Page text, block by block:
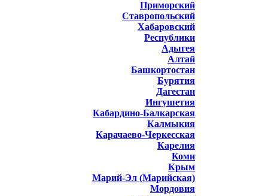
Приморский
Ставропольский
Хабаровский
Республики
Адыгея
Алтай
Башкортостан
Бурятия
Дагестан
Ингушетия
Кабардино-Балкарская
Калмыкия
Карачаево-Черкесская
Карелия
Коми
Крым
Марий-Эл (Марийская)
Мордовия